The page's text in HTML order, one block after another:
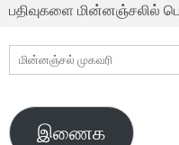
பதிவுகளை மின்னஞ்சலில்
மின்னஞ்சல்
முகவரி
இணைக